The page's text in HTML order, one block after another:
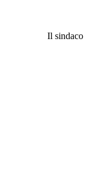
Il sindaco